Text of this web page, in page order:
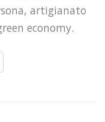
artigianato
economy.